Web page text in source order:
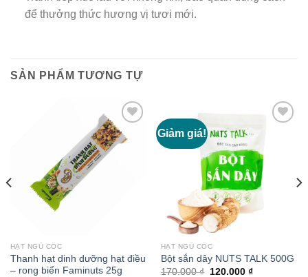
để thưởng thức hương vị tươi mới.
SẢN PHẨM TƯƠNG TỰ
Add to
wishlist
HẠT NGŨ CỐC
Thanh hạt dinh dưỡng hạt điều
– rong biển Faminuts 25g
Giảm giá!
HẠT NGŨ CỐC
Bột sắn dây NUTS TALK 500G
170.000₫
Giá
120.000 ₫Giá